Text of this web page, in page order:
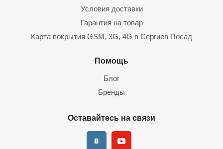
Условия доставки
Гарантия на товар
Карта покрытия GSM, 3G, 4G в Сергиев Посад
Помощь
Блог
Бренды
Оставайтесь на связи